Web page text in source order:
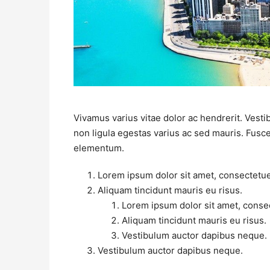
Vivamus varius vitae dolor ac hendrerit.
non ligula egestas varius ac sed mauris.
elementum.
Lorem ipsum dolor sit amet,
Aliquam tincidunt mauris eu risus.
Lorem ipsum dolor sit amet,
Aliquam tincidunt mauris eu risus.
Vestibulum auctor dapibus neque.
Vestibulum auctor dapibus neque.